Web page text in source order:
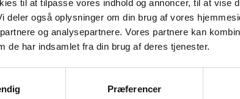
til at tilpasse vores indhold og annoncer, til at vise
deler også oplysninger om din brug af vores
og analysepartnere. Vores partnere kan
de har indsamlet fra din brug af deres tjenester.
Præferencer
du fordelene ved at bruge en mobil
Mobile WMS ( Warehouse Management
via et brugervenligt interface, udføre de...